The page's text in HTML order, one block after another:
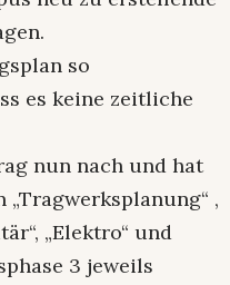
so
es keine zeitliche
nun nach und hat
,
„Elektro“ und
3 jeweils